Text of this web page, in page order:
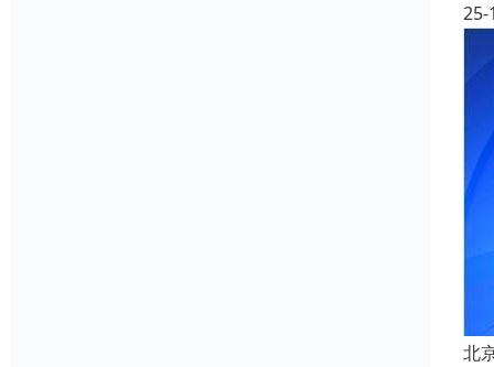
25-
北